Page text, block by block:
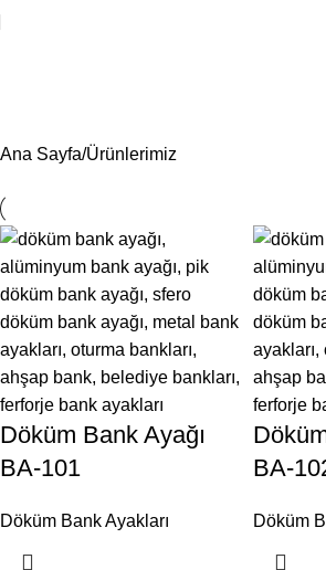
Ana Sayfa Ürünlerimiz
Döküm Bank Ayağı
BA-101
Döküm Bank Ayakları
BA-
Döküm